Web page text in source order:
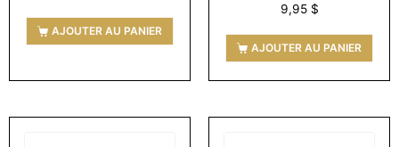
AJOUTER AU PANIER
9,95 $
AJOUTER AU PANIER